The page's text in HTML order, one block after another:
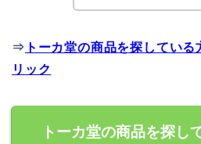
⇒ トーカ堂の商品を探してい
リック
トーカ堂の商品を探し